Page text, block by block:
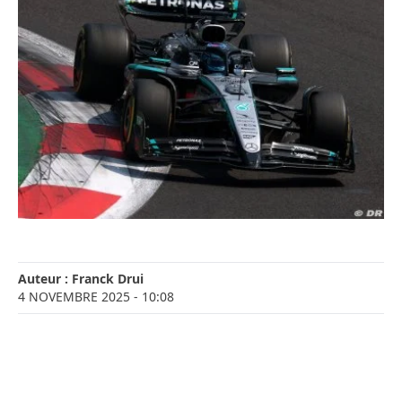
Auteur : Franck Drui
4 NOVEMBRE 2025 - 10:08